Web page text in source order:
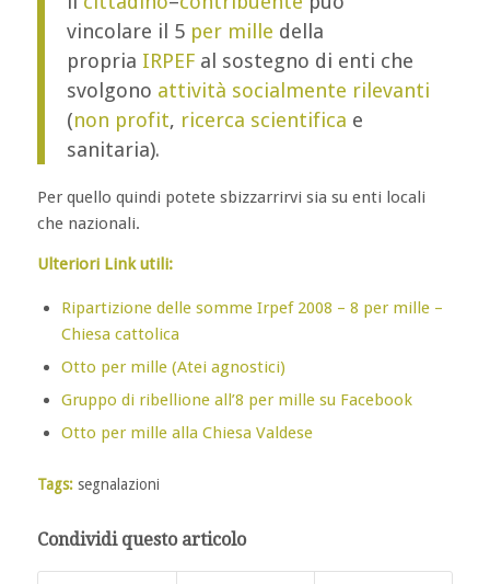
vincolare il 5 per mille della
propria IRPEFal sostegno di enti che
svolgono attività socialmente rilevanti
(non profit, ricerca scientifica e
sanitaria).
Per quello quindi potete sbizzarrirvi sia su enti locali
che nazionali.
Ulteriori Link utili:
Ripartizione delle somme Irpef 2008 – 8 per mille –
Chiesa cattolica
Otto per mille (Atei agnostici)
Gruppo di ribellione all’8 per mille su Facebook
Otto per mille alla Chiesa Valdese
Tags: segnalazioni
Condividi questo articolo